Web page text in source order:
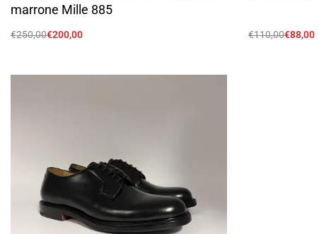
marrone Mille 885
€250,00€200,00 €110,00€88,00